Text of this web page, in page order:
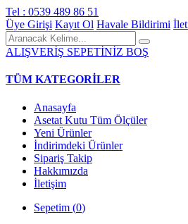
Tel : 0539 489 86 51
Üye Girişi Kayıt Ol Havale Bildirimi
ALIŞVERİŞ SEPETİNİZ BOŞ
TÜM KATEGORİLER
Anasayfa
Asetat Kutu Tüm Ölçüler
Yeni Ürünler
İndirimdeki Ürünler
Sipariş Takip
Hakkımızda
İletişim
Sepetim (0)